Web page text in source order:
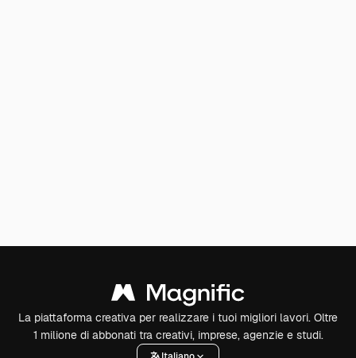
La piattaforma creativa per realizzare i tuoi migliori lavori. Oltre
1 milione di abbonati tra creativi, imprese, agenzie e studi.